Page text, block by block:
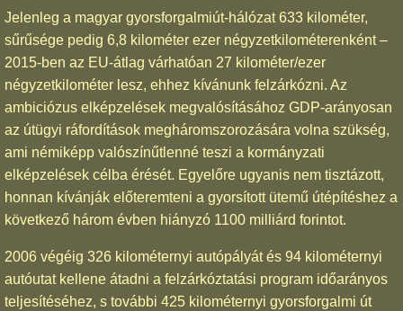
Jelenleg a magyar gyorsforgalmiút-hálózat 633 kilométer,
sűrűsége pedig 6,8 kilométer ezer négyzetkilométerenként –
2015-ben az EU-átlag várhatóan 27 kilométer/ezer
négyzetkilométer lesz, ehhez kívánunk felzárkózni. Az
ambiciózus elképzelések megvalósításához GDP-arányosan
az útügyi ráfordítások megháromszorozására volna szükség,
ami némiképp valószínűtlenné teszi a kormányzati
elképzelések célba érését. Egyelőre ugyanis nem tisztázott,
honnan kívánják előteremteni a gyorsított ütemű útépítéshez a
következő három évben hiányzó 1100 milliárd forintot.
2006 végéig 326 kilométernyi autópályát és 94 kilométernyi
autóutat kellene átadni a felzárkóztatási program időarányos
teljesítéséhez, s további 425 kilométernyi gyorsforgalmi út